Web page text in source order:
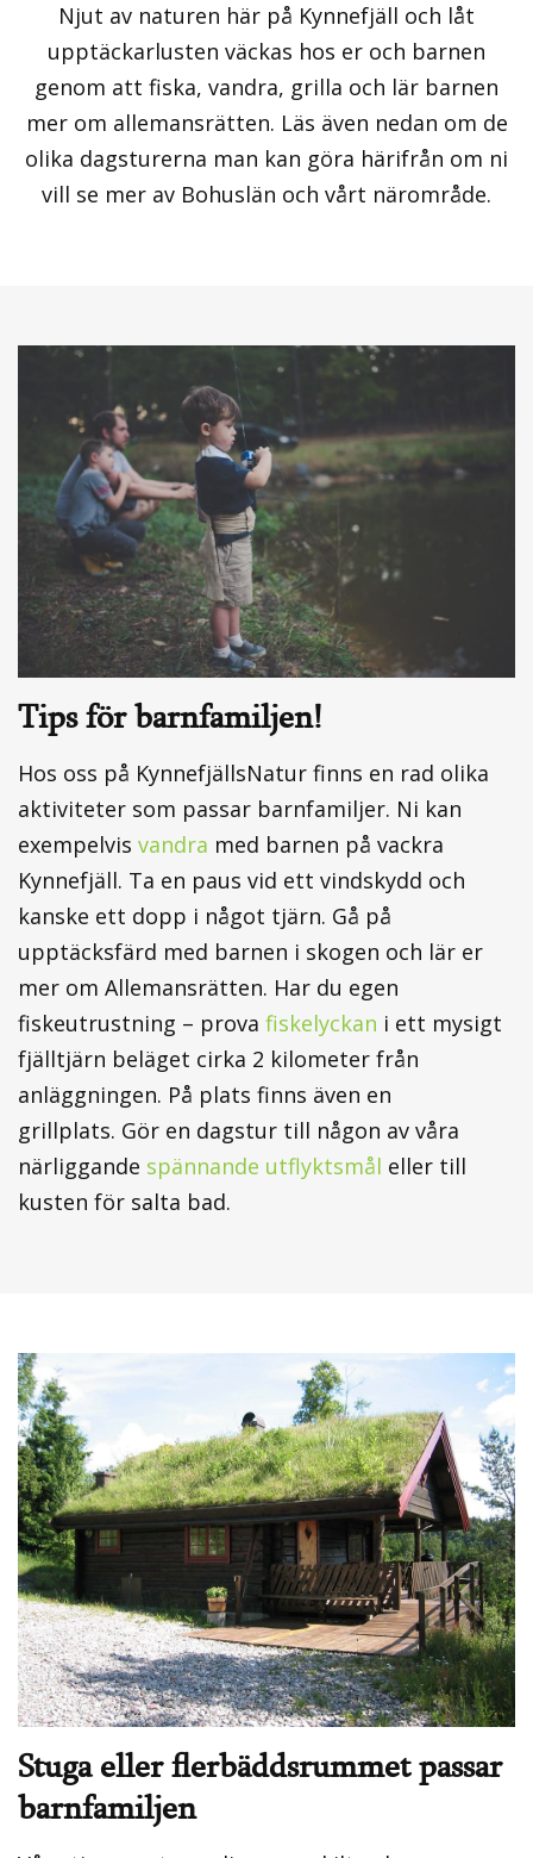
Njut av naturen här på Kynnefjäll och låt
upptäckarlusten väckas hos er och barnen
genom att fiska, vandra, grilla och lär barnen
mer om allemansrätten. Läs även nedan om de
olika dagsturerna man kan göra härifrån om ni
vill se mer av Bohuslän och vårt närområde.
Tips för barnfamiljen!
Hos oss på KynnefjällsNatur finns en rad olika
aktiviteter som passar barnfamiljer. Ni kan
exempelvis vandra med barnen på vackra
Kynnefjäll. Ta en paus vid ett vindskydd och
kanske ett dopp i något tjärn. Gå på
upptäcksfärd med barnen i skogen och lär er
mer om Allemansrätten. Har du egen
fiskeutrustning – prova fiskelyckan i ett mysigt
fjälltjärn beläget cirka 2 kilometer från
anläggningen. På plats finns även en
grillplats. Gör en dagstur till någon av våra
närliggande spännande utflyktsmål eller till
kusten för salta bad.
Stuga eller flerbäddsrummet passar
barnfamiljen